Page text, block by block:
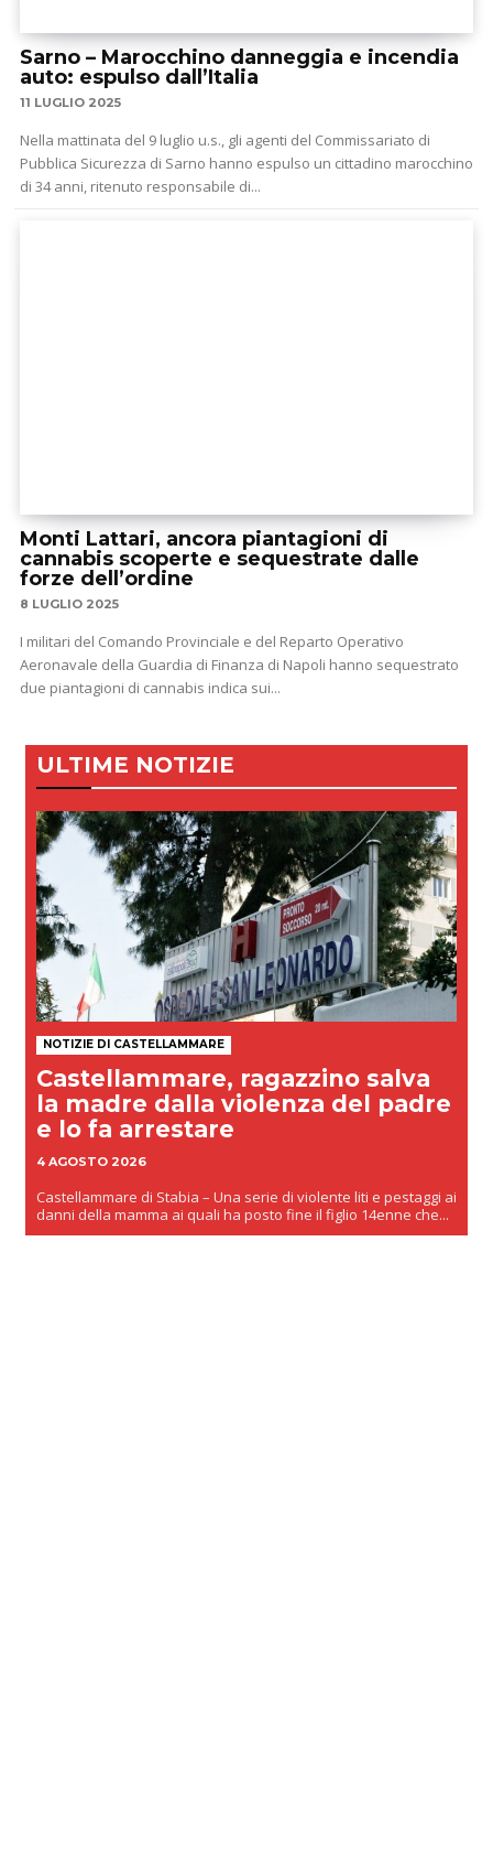
Sarno – Marocchino danneggia e incendia
auto: espulso dall’Italia
11 LUGLIO 2025
Nella mattinata del 9 luglio u.s., gli agenti del Commissariato di
Pubblica Sicurezza di Sarno hanno espulso un cittadino marocchino
di 34 anni, ritenuto responsabile di...
Monti Lattari, ancora piantagioni di
cannabis scoperte e sequestrate dalle
forze dell’ordine
8 LUGLIO 2025
I militari del Comando Provinciale e del Reparto Operativo
Aeronavale della Guardia di Finanza di Napoli hanno sequestrato
due piantagioni di cannabis indica sui...
ULTIME NOTIZIE
NOTIZIE DI CASTELLAMMARE
Castellammare, ragazzino salva
la madre dalla violenza del padre
e lo fa arrestare
4 AGOSTO 2026
Castellammare di Stabia – Una serie di violente liti e pestaggi ai
danni della mamma ai quali ha posto fine il figlio 14enne che...